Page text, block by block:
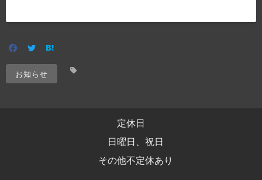
お知らせ
定休日
日曜日、祝日
その他不定休あり